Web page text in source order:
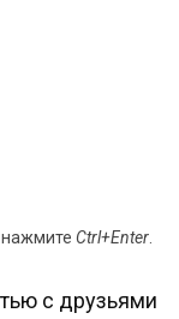
нажмите Ctrl+Enter
с друзьями